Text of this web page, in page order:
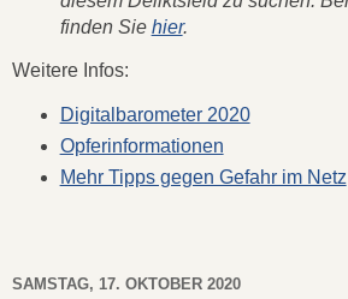
finden Sie hier.
Weitere Infos:
Digitalbarometer 2020
Opferinformationen
Mehr Tipps gegen Gefahr im Netz
SAMSTAG, 17. OKTOBER 2020